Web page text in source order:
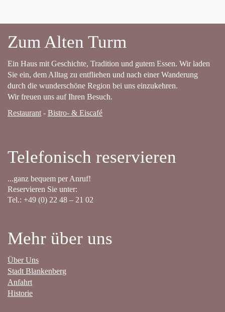
Zum Alten Turm
Ein Haus mit Geschichte, Tradition und gutem Essen. Wir laden
Sie ein, dem Alltag zu entfliehen und nach einer Wanderung
durch die wunderschöne Region bei uns einzukehren.
Wir freuen uns auf Ihren Besuch.
Restaurant - Bistro- & Eiscafé
Telefonisch reservieren
...ganz bequem per Anruf!
Reservieren Sie unter:
Tel.: +49 (0) 22 48 – 21 02
Mehr über uns
Über Uns
Stadt Blankenberg
Anfahrt
Historie